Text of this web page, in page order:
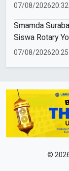
07/08/202620:32
Smamda
Siswa Rotary
Serikat
07/08/202620:25
©